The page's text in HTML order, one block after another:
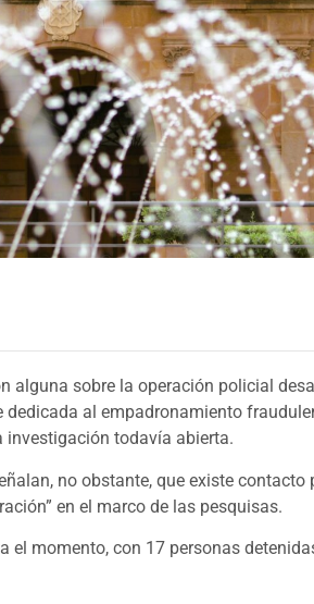
alguna sobre la operación policial
al empadronamiento
todavía abierta.
no obstante, que existe contacto
en el marco de las pesquisas.
el momento, con 17 personas